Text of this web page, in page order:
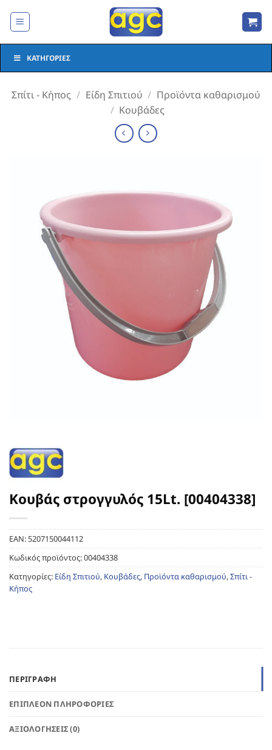
στο
ΚΑΤΗΓΟΡΊΕΣ
Σπίτι - Κήπος / Είδη Σπιτιού / Προϊόντα καθαρισμού
/ Κουβάδες
Κουβάς στρογγυλός 15Lt. [00404338]
EAN:5207150044112
Κωδικός προϊόντος:00404338
Κατηγορίες: Είδη Σπιτιού, Κουβάδες, Προϊόντα καθαρισμού,Σπίτι -
Κήπος
ΠΕΡΙΓΡΑΦΉ
ΕΠΙΠΛΈΟΝ ΠΛΗΡΟΦΟΡΊΕΣ
ΑΞΙΟΛΟΓΉΣΕΙΣ (0)